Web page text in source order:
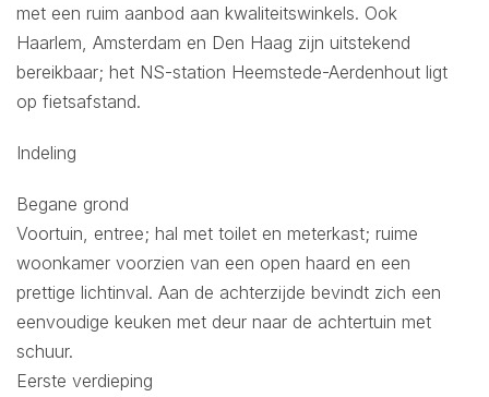
met een ruim aanbod aan kwaliteitswinkels. Ook
Haarlem, Amsterdam en Den Haag zijn uitstekend
bereikbaar; het NS-station Heemstede-Aerdenhout ligt
op fietsafstand.
Indeling
Begane grond
Voortuin, entree; hal met toilet en meterkast; ruime
woonkamer voorzien van een open haard en een
prettige lichtinval. Aan de achterzijde bevindt zich een
eenvoudige keuken met deur naar de achtertuin met
schuur.
Eerste verdieping